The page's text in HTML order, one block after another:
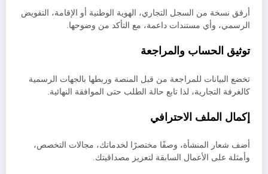
أرفق نسخة من السجل التجاري، الهوية الوطنية أو الإقامة، التفويض
الرسمي، وأي مستندات داعمة، مع التأكد من وضوحها.
توثيق الحساب والمراجعة
تخضع البيانات للمراجعة من قبل المنصة وربطها بالجهات الرسمية
كالغرفة التجارية، لذا تابع حالة الطلب حتى الموافقة النهائية.
إكمال الملف الاحترافي
أضف شعار المنشأة، وصفًا مختصرًا لخدماتك، مجالات التخصص،
وأمثلة على الأعمال السابقة لتعزيز مصداقيتك.